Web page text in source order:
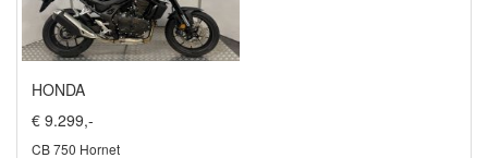
HONDA
€ 9.299,-
CB 750 Hornet